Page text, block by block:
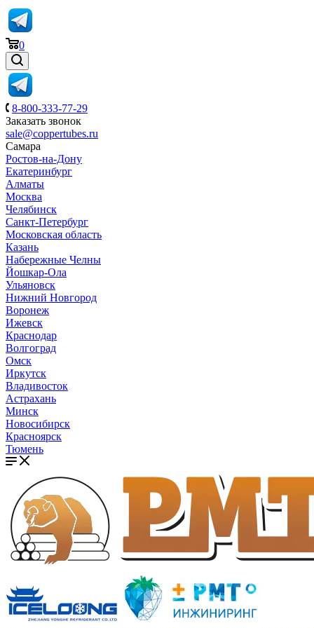
0
8-800-333-77-29
Заказать звонок
sale@coppertubes.ru
Самара
Ростов-на-Дону
Екатеринбург
Алматы
Москва
Челябинск
Санкт-Петербург
Московская область
Казань
Набережные Челны
Йошкар-Ола
Ульяновск
Нижний Новгород
Воронеж
Ижевск
Краснодар
Волгоград
Омск
Иркутск
Владивосток
Астрахань
Минск
Новосибирск
Красноярск
Тюмень